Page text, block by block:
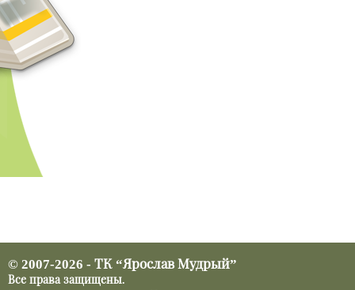
© 2007-2026 - ТК “Ярослав Мудрый”
Все права защищены.